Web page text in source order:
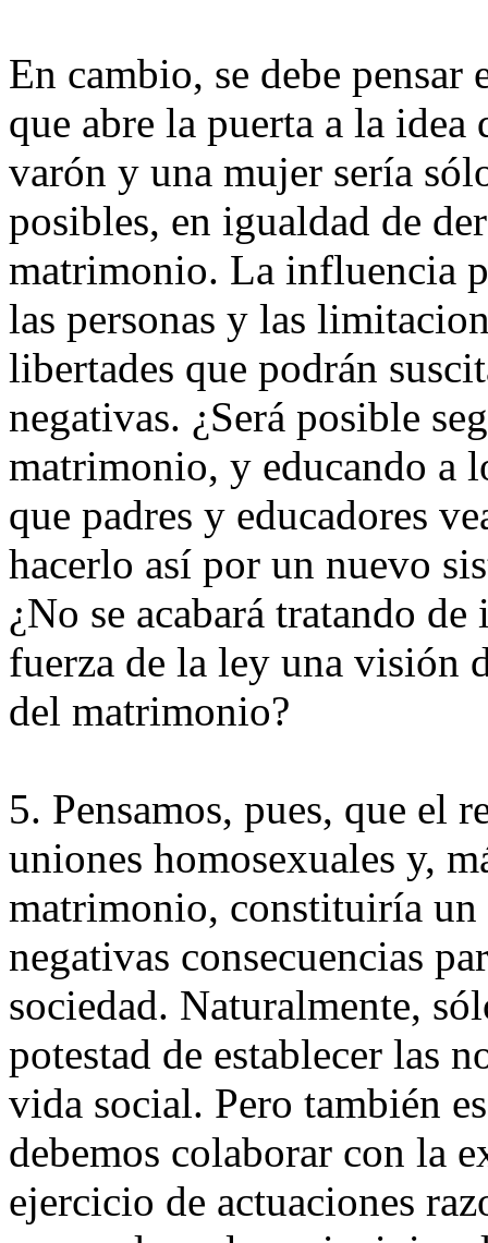
En cambio, se debe
que abre la puerta a la
varón y una mujer sería
posibles, en igualdad de
matrimonio. La influencia
las personas y las
libertades que podrán
negativas. ¿Será posible
matrimonio, y educando a
que padres y educadores
hacerlo así por un nuevo
¿No se acabará tratando
fuerza de la ley una visión
del matrimonio?
5. Pensamos, pues, que el
uniones homosexuales y,
matrimonio, constituiría
negativas consecuencias
sociedad. Naturalmente,
potestad de establecer las
vida social. Pero también
debemos colaborar con la
ejercicio de actuaciones